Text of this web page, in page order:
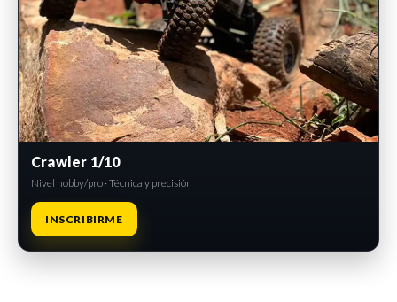
Crawler 1/10
Nivel hobby/pro · Técnica y precisión
INSCRIBIRME